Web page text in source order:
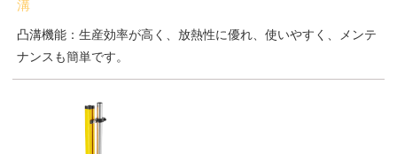
溝
凸溝機能：生産効率が高く、放熱性に優れ、使いやすく、メンテ
ナンスも簡単です。